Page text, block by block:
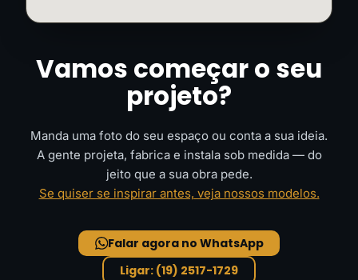
Vamos começar o seu
projeto?
Manda uma foto do seu espaço ou conta a sua ideia.
A gente projeta, fabrica e instala sob medida — do
jeito que a sua obra pede.
Se quiser se inspirar antes, veja nossos modelos.
Falar agora no WhatsApp
Ligar: (19) 2517-1729